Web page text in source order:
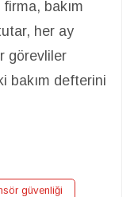
firma, bakım
her ay
görevliler
bakım defterini
güvenliği